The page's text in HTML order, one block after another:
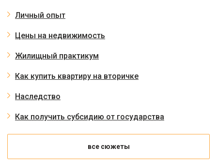
Личный опыт
Цены на недвижимость
Жилищный практикум
Как купить квартиру на вторичке
Наследство
Как получить субсидию от государства
все сюжеты